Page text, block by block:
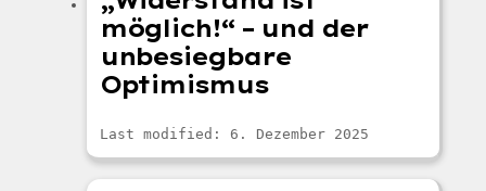
möglich!“ – und der
unbesiegbare
Optimismus
Last modified: 6. Dezember 2025